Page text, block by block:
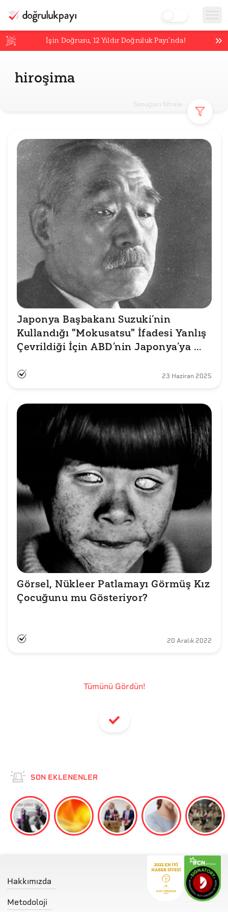
İşin Doğrusu,12 Yıldır Doğruluk Payı’nda!
hiroşima
Sonuçları filtrele
Japonya Başbakanı Suzuki’nin
Kullandığı "Mokusatsu" İfadesi Yanlış
Çevrildiği İçin ABD’nin Japonya’ya
mu?
23 Haziran 2025
Görsel, Nükleer Patlamayı Görmüş Kız
Çocuğunu mu Gösteriyor?
20 Aralık 2022
Tümünü Gördün!
SON EKLENENLER
Hakkımızda
Metodoloji